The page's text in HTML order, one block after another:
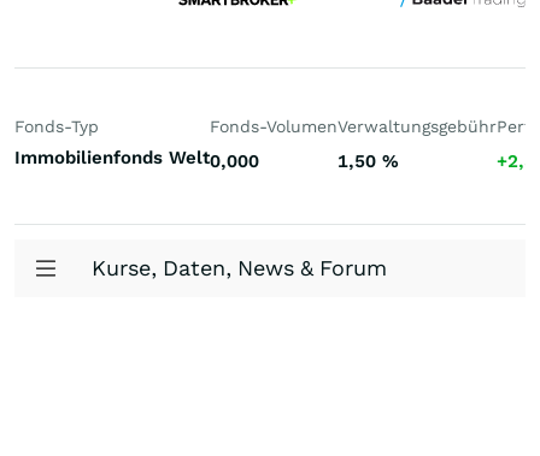
Fonds-Typ
Immobilienfonds Welt
Fonds-Volumen
0,000
Verwaltungsgebühr
1,50 %
Kurse, Daten, News & Forum